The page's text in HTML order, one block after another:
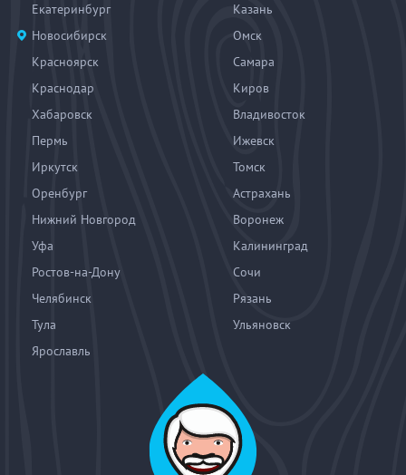
Екатеринбург
Казань
Новосибирск
Омск
Красноярск
Самара
Краснодар
Киров
Хабаровск
Владивосток
Пермь
Ижевск
Иркутск
Томск
Оренбург
Астрахань
Нижний Новгород
Воронеж
Уфа
Калининград
Ростов-на-Дону
Сочи
Челябинск
Рязань
Тула
Ульяновск
Ярославль